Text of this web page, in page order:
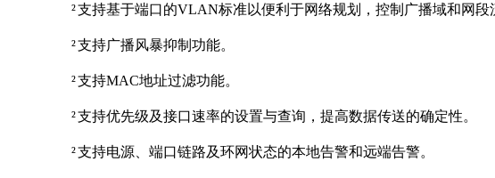
²支持基于端口的VLAN标准以便利于网络规划，控制广播域和网段
²支持广播风暴抑制功能。
²支持MAC地址过滤功能。
²支持优先级及接口速率的设置与查询，提高数据传送的确定性。
²支持电源、端口链路及环网状态的本地告警和远端告警。